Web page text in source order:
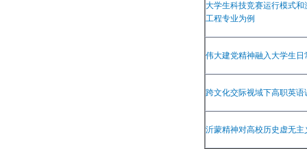
大学生科技竞赛运行模式和
工程专业为例
伟大建党精神融入大学生
跨文化交际视域下高职英
沂蒙精神对高校历史虚无